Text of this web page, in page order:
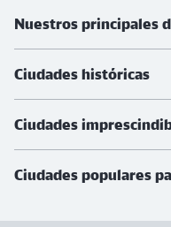
Nuestros principales
Ciudades históricas
Ciudades
Ciudades populares